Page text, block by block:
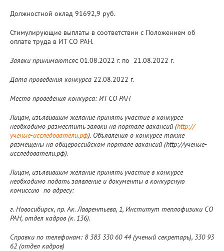
Должностной оклад 91692,9 руб.
Стимулирующие выплаты в соответствии с Положением об
оплате труда в ИТ СО РАН.
Заявки принимаютсяс 01.08.2022 г. по 21.08.2022 г.
Дата проведения конкурса 22.08.2022 г.
Место проведения конкурса: ИТ СО РАН
Лицам, изъявившим желание принять участие в конкурсе
необходимо разместить заявки на портале вакансий (http://
ученые-исследователи.рф). Объявления о конкурсе также
размещены на общероссийском портале вакансий (http://ученые-
исследователи.рф).
Лицам, изъявившим желание принять участие в конкурсе
необходимо подать заявление и документы в конкурсную
комиссию по адресу:
г. Новосибирск, пр. Ак. Лаврентьева, 1, Институт теплофизики СО
РАН, отдел кадров (к. 136).
Справки по телефонам: 8 383 330 60 44 (ученый секретарь), 330 93
62 (отдел кадров)